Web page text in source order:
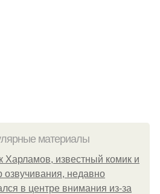
материалы
Харламов, известный комик и
озвучивания, недавно
в центре внимания из-за